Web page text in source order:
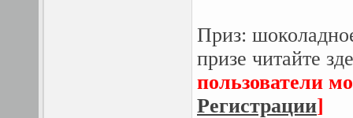
Приз:
призе читайте
пользователи
Регистрации]